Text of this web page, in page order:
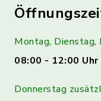
Montag, Dienstag,
08:00 - 12:00 Uhr
Donnerstag